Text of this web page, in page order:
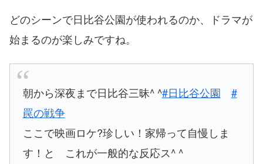
どのシーンで日比谷公園が使われるのか、ドラマが
始まるのが楽しみですね。
朝から深夜まで日比谷三昧^ ^#日比谷公園
#
罠の戦争
ここで映画ロケ?珍しい！家帰って自慢しま
す！と これが一般的な反応ス^ ^